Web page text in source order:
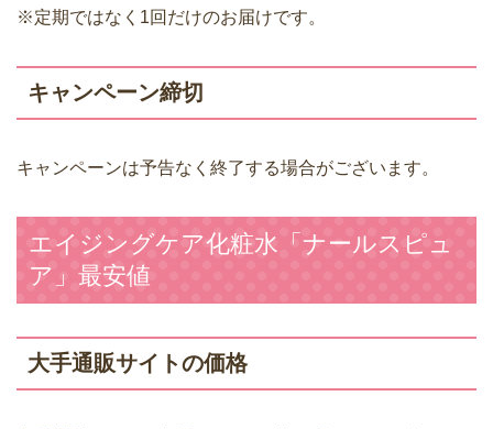
※定期ではなく1回だけのお届けです。
キャンペーン締切
キャンペーンは予告なく終了する場合がございます。
エイジングケア化粧水「ナールスピュ
ア」最安値
大手通販サイトの価格